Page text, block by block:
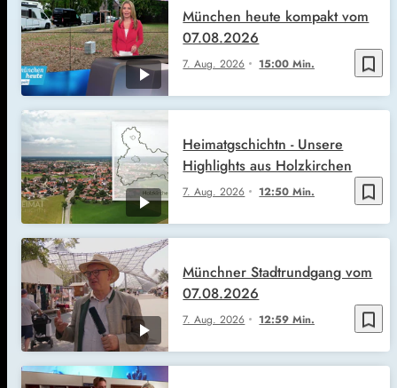
bookmark_border
7. Aug. 2026 15:00 Min.
München heute kompakt vom
07.08.2026
bookmark_border
7. Aug. 2026 12:50 Min.
Heimatgschichtn - Unsere
Highlights aus Holzkirchen
bookmark_border
7. Aug. 2026 12:59 Min.
Münchner Stadtrundgang vom
07.08.2026